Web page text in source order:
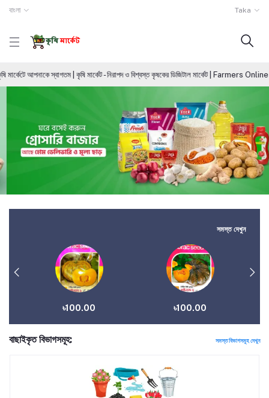
বাংলা Taka
আপনাকে স্বাগতম | কৃষি মার্কেট - নিরাপদ ও বিশ্বস্ত কৃষকের ডিজিটাল মার্কেট | Farmers Online
সমস্ত দেখুন
৳100.00 ৳100.00
বাছাইকৃত বিভাগসমূহ: সমস্ত বিভাগসমূহ দেখুন